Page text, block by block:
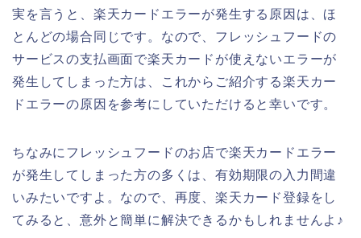
実を言うと、楽天カードエラーが発生する原因は、ほ
とんどの場合同じです。なので、フレッシュフードの
サービスの支払画面で楽天カードが使えないエラーが
発生してしまった方は、これからご紹介する楽天カー
ドエラーの原因を参考にしていただけると幸いです。
ちなみにフレッシュフードのお店で楽天カードエラー
が発生してしまった方の多くは、有効期限の入力間違
いみたいですよ。なので、再度、楽天カード登録をし
てみると、意外と簡単に解決できるかもしれませんよ♪